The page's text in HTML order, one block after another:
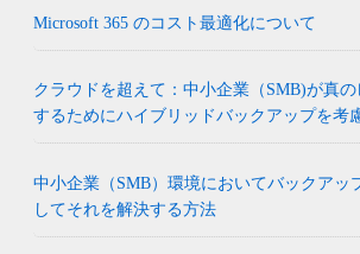
Microsoft 365 のコスト最適化について
クラウドを超えて：中小企業（SMB)が真
するためにハイブリッドバックアップを考
中小企業（SMB）環境においてバックア
してそれを解決する方法